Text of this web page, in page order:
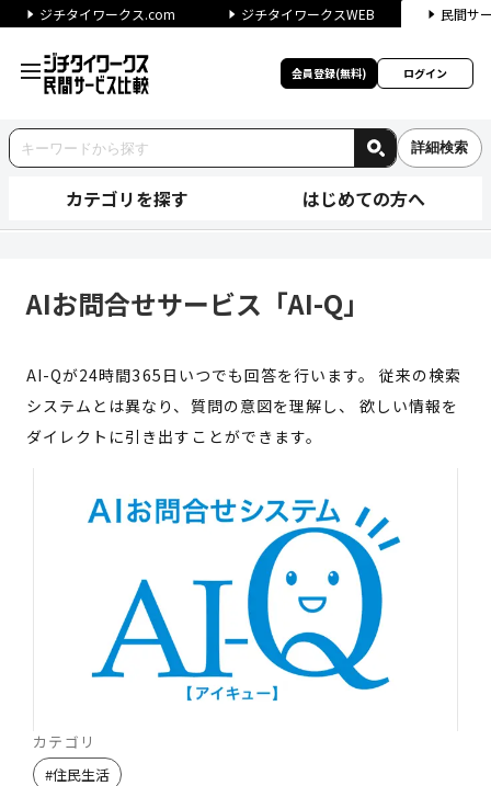
ジチタイワークス.com ジチタイワークスWEB 民間サ
会員登録(無料) ログイン
詳細検索
カテゴリを探す はじめての方へ
AIお問合せサービス「AI-Q」
AI-Qが24時間365日いつでも回答を行います。 従来の検索
システムとは異なり、質問の意図を理解し、 欲しい情報を
ダイレクトに引き出すことができます。
カテゴリ
#住民生活